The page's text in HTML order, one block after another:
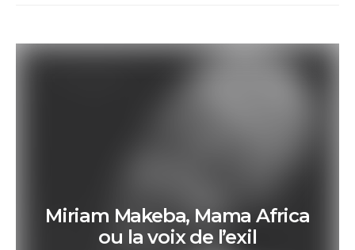
Miriam Makeba, Mama Africa
ou la voix de l’exil